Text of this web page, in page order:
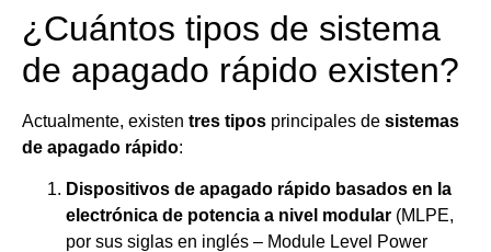
¿Cuántos tipos de sistema
de apagado rápido existen?
Actualmente, existen tres tipos principales de sistemas
de apagado rápido:
Dispositivos de apagado rápido basados en la
electrónica de potencia a nivel modular (MLPE,
por sus siglas en inglés – Module Level Power